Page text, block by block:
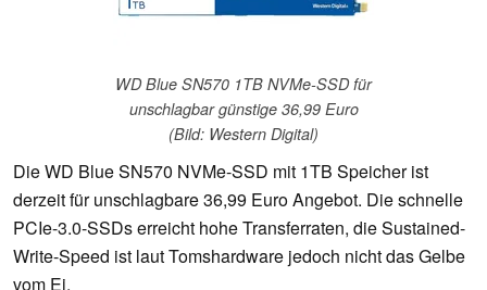
WD Blue SN570 1TB NVMe-SSD für
unschlagbar günstige 36,99 Euro
(Bild: Western Digital)
Die WD Blue SN570 NVMe-SSD mit 1TB Speicher ist
derzeit für unschlagbare 36,99 Euro Angebot. Die schnelle
PCIe-3.0-SSDs erreicht hohe Transferraten, die Sustained-
Write-Speed ist laut Tomshardware jedoch nicht das Gelbe
vom Ei.